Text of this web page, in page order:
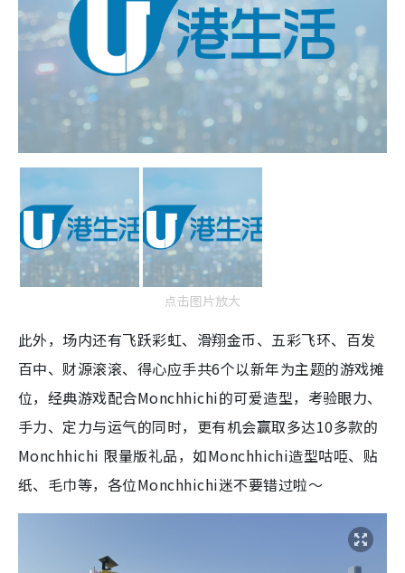
点击图片放大
此外，场内还有飞跃彩虹、滑翔金币、五彩飞环、百发
百中、财源滚滚、得心应手共6个以新年为主题的游戏摊
位，经典游戏配合Monchhichi的可爱造型，考验眼力、
手力、定力与运气的同时，更有机会赢取多达10多款的
Monchhichi 限量版礼品，如Monchhichi造型咕𠱸、贴
纸、毛巾等，各位Monchhichi迷不要错过啦～